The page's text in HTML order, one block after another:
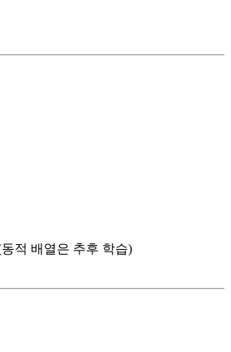
적 배열은 추후 학습)